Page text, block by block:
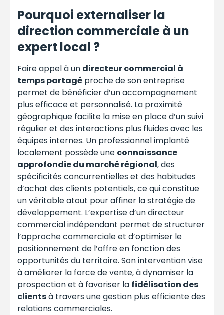
Pourquoi externaliser la
direction commerciale à un
expert local ?
Faire appel à un directeur commercial à
temps partagé proche de son entreprise
permet de bénéficier d’un accompagnement
plus efficace et personnalisé. La proximité
géographique facilite la mise en place d’un suivi
régulier et des interactions plus fluides avec les
équipes internes. Un professionnel implanté
localement possède une connaissance
approfondie du marché régional, des
spécificités concurrentielles et des habitudes
d’achat des clients potentiels, ce qui constitue
un véritable atout pour affiner la stratégie de
développement. L’expertise d’un directeur
commercial indépendant permet de structurer
l’approche commerciale et d’optimiser le
positionnement de l’offre en fonction des
opportunités du territoire. Son intervention vise
à améliorer la force de vente, à dynamiser la
prospection et à favoriser la fidélisation des
clientsà travers une gestion plus efficiente des
relations commerciales.